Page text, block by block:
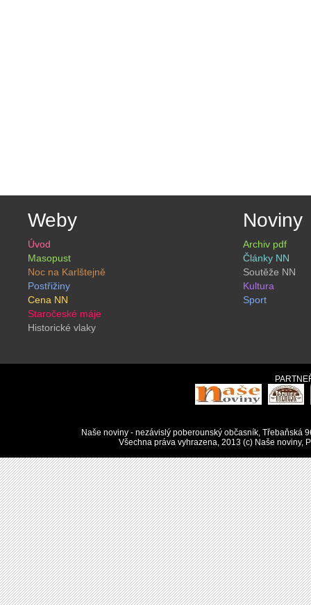
Weby
Úvod
Masopust
Noc na Karlštejně
Postřižiny
Cena NN
Staročeské máje
Historické vlaky
Noviny
Archiv pdf
Články NN
Soutěže NN
Kultura
Sport
Naše noviny - nezávislý poberounský občasník, Třebaňská
Všechna práva vyhrazena, 2013 (c) Naše noviny,